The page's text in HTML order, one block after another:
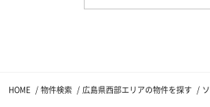
HOME 物件検索 広島県西部エリアの物件を探す